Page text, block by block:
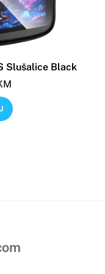
Slušalice Black
Current
is: